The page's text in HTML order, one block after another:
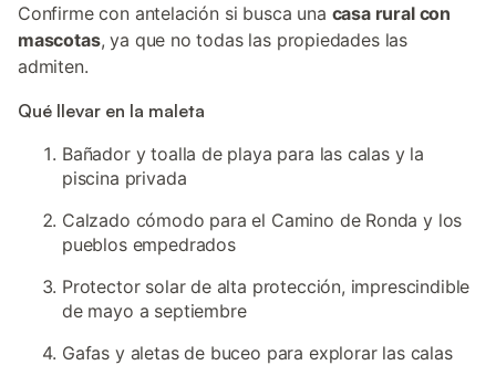
Confirme con antelación si busca una casa rural con
mascotas, ya que no todas las propiedades las
admiten.
Qué llevar en la maleta
Bañador y toalla de playa para las calas y la
piscina privada
Calzado cómodo para el Camino de Ronda y los
pueblos empedrados
Protector solar de alta protección, imprescindible
de mayo a septiembre
Gafas y aletas de buceo para explorar las calas